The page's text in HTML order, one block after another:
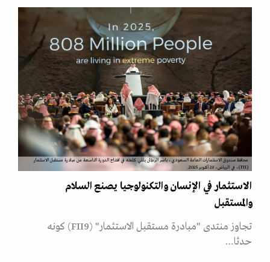
محافظ صندوق الاستثمارات العامة السعودي، ياسر الرميّان يلقي كلمته في افتتاح الدورة التاسعة من مبادرة مستقبل الاستثمار
(FII)، في الرياض، 28 أكتوبر 2025.
الاستثمار في الإنسان والتكنولوجيا يصنع السلام
والمستقبل
تجاوز منتدى "مبادرة مستقبل الاستثمار" (FII9) كونه
حدثا…